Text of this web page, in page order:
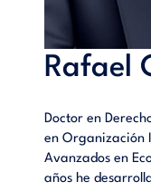
Rafael
Doctor en
en Organización
Avanzados en
años he